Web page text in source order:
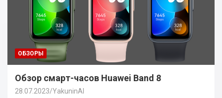
ОБЗОРЫ
Обзор смарт-часов Huawei Band 8
28.07.2023 YakuninAI